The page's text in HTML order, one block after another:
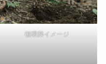
循環葬イメージ